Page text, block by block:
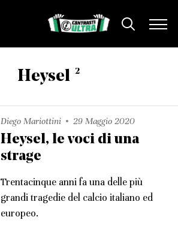
Heysel 2
Diego Mariottini 29 Maggio 2020
Heysel, le voci di una
strage
Trentacinque anni fa una delle più
grandi tragedie del calcio italiano ed
europeo.